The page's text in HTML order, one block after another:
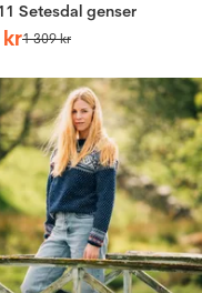
Setesdal genser
kr1 309kr